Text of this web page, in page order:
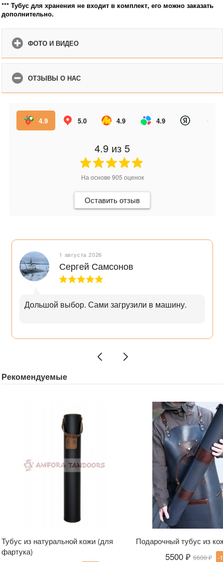
*** Тубус для хранения не входит в комплект, его можно заказать
дополнительно.
ФОТО И ВИДЕО
ОТЗЫВЫ О НАС
4.9 5.0 4.9 4.9
4.9 из 5
На основе 905 оценок
Оставить отзыв
1 августа 2026
Сергей Самсонов
Дольшой выбор. Сами загрузили в машину.
Рекомендуемые
Тубус из натуральной кожи (для
фартука)
Подарочный тубус из
5500 ₽ 6600 ₽ -